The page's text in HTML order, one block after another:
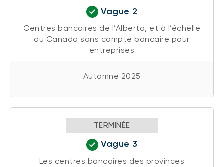
Vague 2
Centres bancaires de l’Alberta, et à l’échelle
du Canada sans compte bancaire pour
entreprises
Automne 2025
TERMINÉE
Vague 3
Les centres bancaires des provinces